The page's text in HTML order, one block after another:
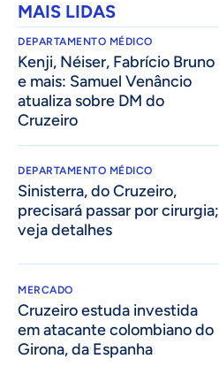
MAIS LIDAS
DEPARTAMENTO MÉDICO
Kenji, Néiser, Fabrício Bruno
e mais: Samuel Venâncio
atualiza sobre DM do
Cruzeiro
DEPARTAMENTO MÉDICO
Sinisterra, do Cruzeiro,
precisará passar por cirurgia;
veja detalhes
MERCADO
Cruzeiro estuda investida
em atacante colombiano do
Girona, da Espanha